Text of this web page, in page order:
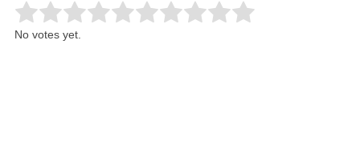
Rate this item:
Submit Rating
No votes yet.